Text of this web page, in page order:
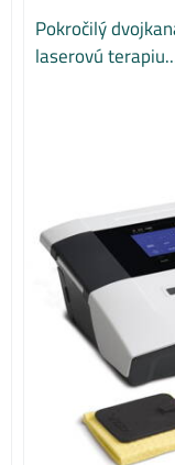
Pokročilý
laserovú